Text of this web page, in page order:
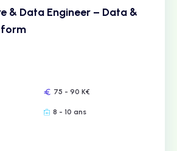
& Data Engineer – Data &
75 - 90 K€
8 - 10 ans